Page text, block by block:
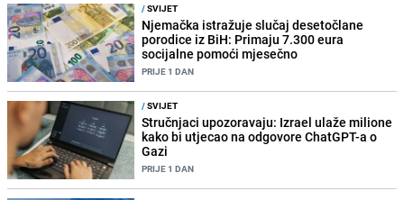
/SVIJET
Njemačka istražuje slučaj desetočlane
porodice iz BiH: Primaju 7.300 eura
socijalne pomoći mjesečno
PRIJE 1 DAN
/SVIJET
Stručnjaci upozoravaju: Izrael ulaže milione
kako bi utjecao na odgovore ChatGPT-a o
Gazi
PRIJE 1 DAN